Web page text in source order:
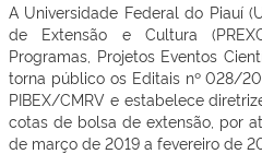
A Universidade Federal do Piauí
de Extensão e Cultura
Programas, Projetos Eventos
torna público os Editais nº 028/
PIBEX/CMRV e estabelece
cotas de bolsa de extensão, por
de março de 2019 a fevereiro de